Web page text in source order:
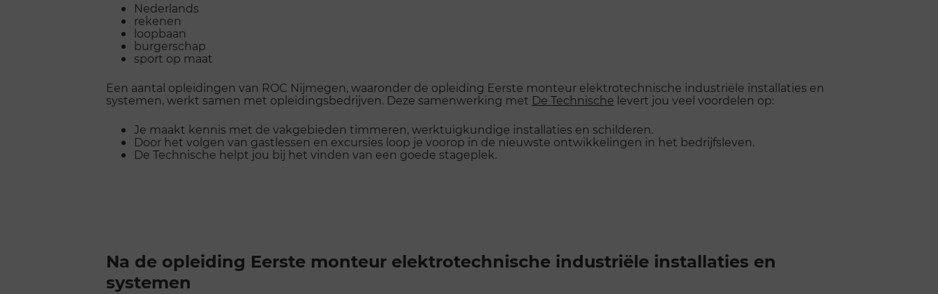
Nederlands
rekenen
loopbaan
burgerschap
sport op maat
Een aantal opleidingen van ROC Nijmegen, waaronder de opleiding Eerste monteur elektrotechnische industriële installaties en
systemen, werkt samen met opleidingsbedrijven. Deze samenwerking met De Technische levert jou veel voordelen op:
Je maakt kennis met de vakgebieden timmeren, werktuigkundige installaties en schilderen.
Door het volgen van gastlessen en excursies loop je voorop in de nieuwste ontwikkelingen in het bedrijfsleven.
De Technische helpt jou bij het vinden van een goede stageplek.
Na de opleiding Eerste monteur elektrotechnische industriële installaties en
systemen